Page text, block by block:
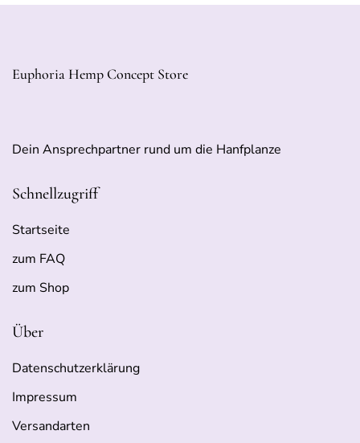
Euphoria Hemp Concept Store
Dein Ansprechpartner rund um die Hanfplanze
Schnellzugriff
Startseite
zum FAQ
zum Shop
Über
Datenschutzerklärung
Impressum
Versandarten